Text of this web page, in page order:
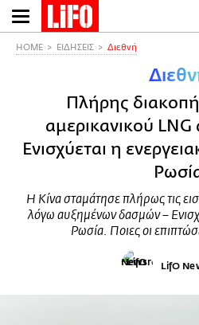
Παράκαμψη
προς
HOME ΕΙΔΗΣΕΙΣ Διεθνή
Πλήρης
αμερικανικού
Ενισχύεται η
Η Κίνα σταμάτησε πλήρως τις
λόγω αυξημένων δασμών –
Ρωσία. Ποιες οι
LifO